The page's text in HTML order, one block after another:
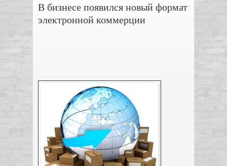
В бизнесе появился новый формат
электронной коммерции